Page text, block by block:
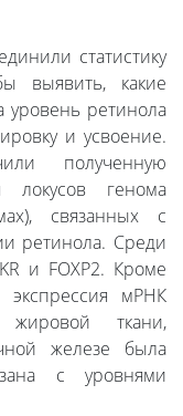
статистику
выявить, какие
уровень ретинола
и усвоение.
полученную
генома
связанных с
ретинола. Среди
и FOXP2. Кроме
экспрессия мРНК
ткани,
железе была
с уровнями